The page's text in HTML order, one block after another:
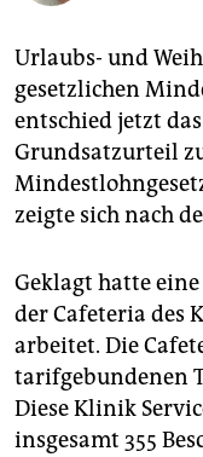
abo
genossenschaft
epaper login
Urlaubs- und
gesetzlichen
entschied jetzt
Grundsatzurteil
zeigte sich nach
Geklagt hatte
der Cafeteria des
arbeitet. Die
tarifgebundenen
Diese Klinik
insgesamt 355